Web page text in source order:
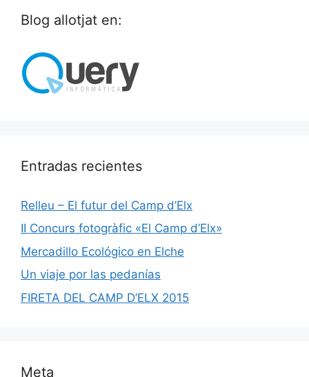
Blog allotjat en:
Entradas recientes
Relleu – El futur del Camp d’Elx
II Concurs fotogràfic «El Camp d’Elx»
Mercadillo Ecológico en Elche
Un viaje por las pedanías
FIRETA DEL CAMP D’ELX 2015
Meta